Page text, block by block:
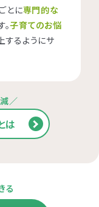
とに専門的な
。子育てのお悩
するようにサ
／
は
る